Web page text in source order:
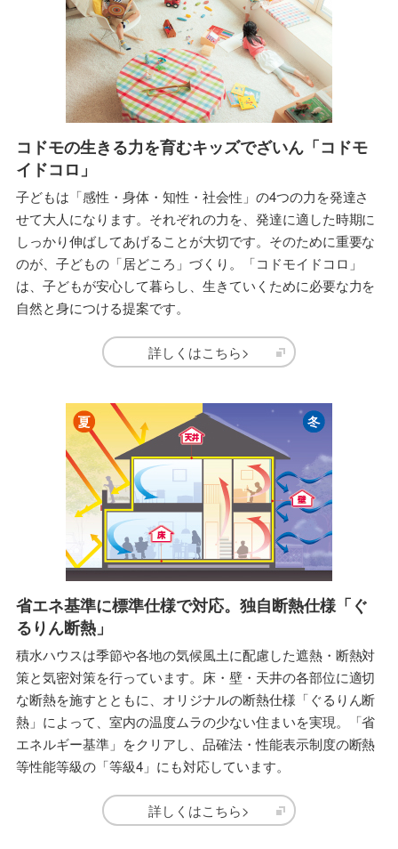
コドモの生きる力を育むキッズでざいん「コドモ
イドコロ」
子どもは「感性・身体・知性・社会性」の4つの力を発達さ
せて大人になります。それぞれの力を、発達に適した時期に
しっかり伸ばしてあげることが大切です。そのために重要な
のが、子どもの「居どころ」づくり。「コドモイドコロ」
は、子どもが安心して暮らし、生きていくために必要な力を
自然と身につける提案です。
詳しくはこちら>
省エネ基準に標準仕様で対応。独自断熱仕様「ぐ
るりん断熱」
積水ハウスは季節や各地の気候風土に配慮した遮熱・断熱対
策と気密対策を行っています。床・壁・天井の各部位に適切
な断熱を施すとともに、オリジナルの断熱仕様「ぐるりん断
熱」によって、室内の温度ムラの少ない住まいを実現。「省
エネルギー基準」をクリアし、品確法・性能表示制度の断熱
等性能等級の「等級4」にも対応しています。
詳しくはこちら>